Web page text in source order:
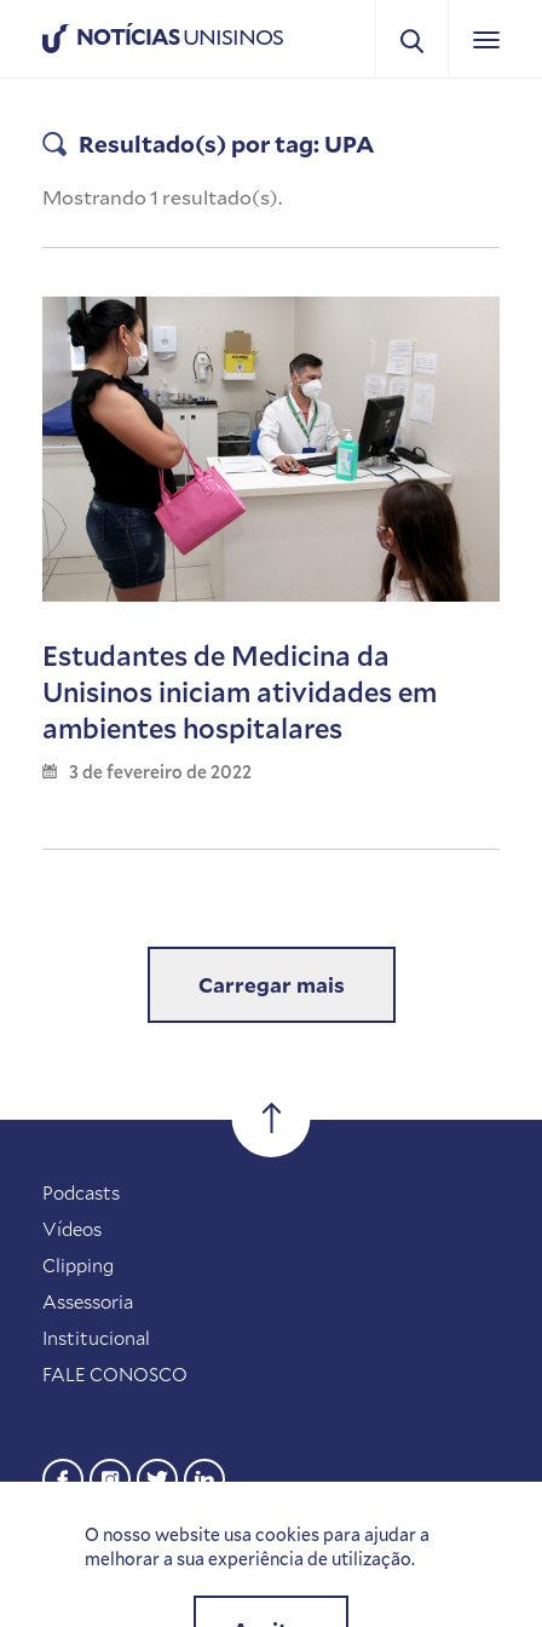
NOTÍCIASUNISINOS
Resultado(s) por tag: UPA
Mostrando 1 resultado(s).
Estudantes de Medicina da
Unisinos iniciam atividades em
ambientes hospitalares
3 de fevereiro de 2022
Carregar mais
O nosso website usa cookies para ajudar a
melhorar a sua experiência de utilização.
Podcasts
Vídeos
Clipping
Assessoria
Institucional
FALE CONOSCO